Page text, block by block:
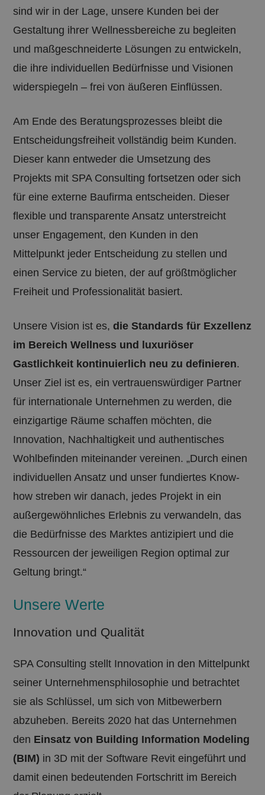
sind wir in der Lage, unsere Kunden bei der
Gestaltung ihrer Wellnessbereiche zu begleiten
und maßgeschneiderte Lösungen zu entwickeln,
die ihre individuellen Bedürfnisse und Visionen
widerspiegeln – frei von äußeren Einflüssen.
Am Ende des Beratungsprozesses bleibt die
Entscheidungsfreiheit vollständig beim Kunden.
Dieser kann entweder die Umsetzung des
Projekts mit SPA Consulting fortsetzen oder sich
für eine externe Baufirma entscheiden. Dieser
flexible und transparente Ansatz unterstreicht
unser Engagement, den Kunden in den
Mittelpunkt jeder Entscheidung zu stellen und
einen Service zu bieten, der auf größtmöglicher
Freiheit und Professionalität basiert.
Unsere Vision ist es,die Standards für Exzellenz
im Bereich Wellness und luxuriöser
Gastlichkeit kontinuierlich neu zu definieren.
Unser Ziel ist es, ein vertrauenswürdiger Partner
für internationale Unternehmen zu werden, die
einzigartige Räume schaffen möchten, die
Innovation, Nachhaltigkeit und authentisches
Wohlbefinden miteinander vereinen. „Durch einen
individuellen Ansatz und unser fundiertes Know-
how streben wir danach, jedes Projekt in ein
außergewöhnliches Erlebnis zu verwandeln, das
die Bedürfnisse des Marktes antizipiert und die
Ressourcen der jeweiligen Region optimal zur
Geltung bringt.“
Unsere Werte
Innovation und Qualität
SPA Consulting stellt Innovation in den Mittelpunkt
seiner Unternehmensphilosophie und betrachtet
sie als Schlüssel, um sich von Mitbewerbern
abzuheben. Bereits 2020 hat das Unternehmen
den Einsatz von Building Information Modeling
(BIM) in 3D mit der Software Revit eingeführt und
damit einen bedeutenden Fortschritt im Bereich